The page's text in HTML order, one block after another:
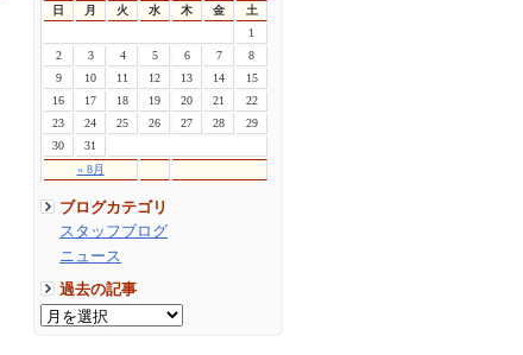
日 月 火 水 木 金 土
« 8月
1
2
3 4 5 6 7
8
9
10 11 12 13 14
15
16
17 18 19 20 21
22
23
24 25 26 27 28
29
30
31
ブログカテゴリ
スタッフブログ
ニュース
過去の記事